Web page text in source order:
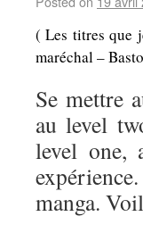
( Les titres que
maréchal –
Se mettre
au level
level one,
manga.